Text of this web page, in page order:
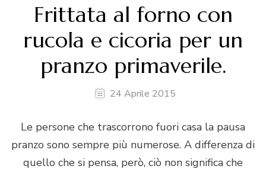
Frittata al forno con
rucola e cicoria per un
pranzo primaverile.
24 Aprile 2015
Le persone che trascorrono fuori casa la pausa
pranzo sono sempre più numerose. A differenza di
quello che si pensa, però, ciò non significa che